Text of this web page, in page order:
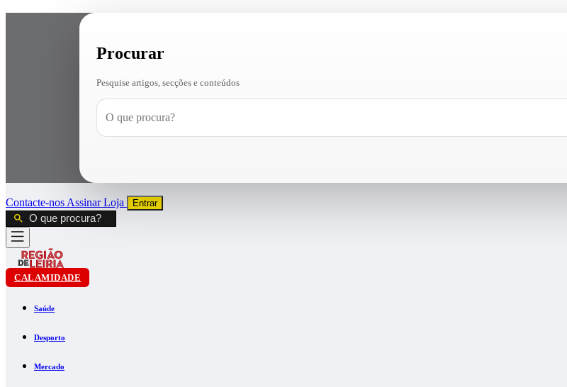
Procurar
Pesquise artigos, secções e conteúdos
Contacte-nos AssinarLoja Entrar
CALAMIDADE
Saúde
Desporto
Mercado